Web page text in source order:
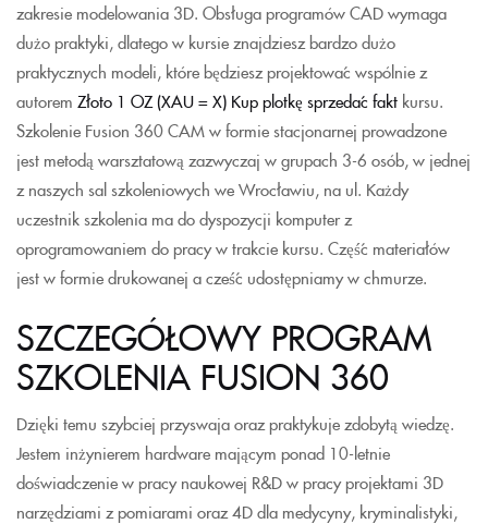
zakresie modelowania 3D. Obsługa programów CAD wymaga
dużo praktyki, dlatego w kursie znajdziesz bardzo dużo
praktycznych modeli, które będziesz projektować wspólnie z
autorem Złoto 1 OZ (XAU = X) Kup plotkę sprzedać fakt kursu.
Szkolenie Fusion 360 CAM w formie stacjonarnej prowadzone
jest metodą warsztatową zazwyczaj w grupach 3-6 osób, w jednej
z naszych sal szkoleniowych we Wrocławiu, na ul. Każdy
uczestnik szkolenia ma do dyspozycji komputer z
oprogramowaniem do pracy w trakcie kursu. Część materiałów
jest w formie drukowanej a cześć udostępniamy w chmurze.
SZCZEGÓŁOWY PROGRAM
SZKOLENIA FUSION 360
Dzięki temu szybciej przyswaja oraz praktykuje zdobytą wiedzę.
Jestem inżynierem hardware mającym ponad 10-letnie
doświadczenie w pracy naukowej R&D w pracy projektami 3D
narzędziami z pomiarami oraz 4D dla medycyny, kryminalistyki,